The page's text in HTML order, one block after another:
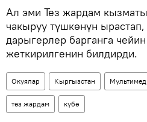
Ал эми Тез жардам кызматы
чакыруу түшкөнүн
дарыгерлер барганга
жеткирилгенин билдирди.
Окуялар Кыргызстан
тез жардам күбө